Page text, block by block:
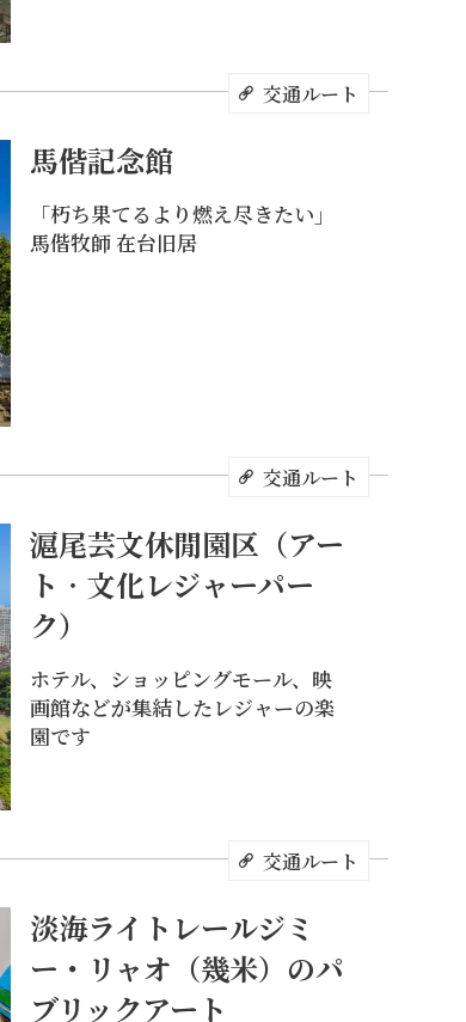
の繁栄を紹介するのに最適なスポット
ニチュア博物館」が得忌力士洋行に登
、淡水崎仔頂施家古跡、公司田渓程氏
邸、滬尾小学校講堂など、淡水の12の
ヒーを飲みながら、青々とした美
す。また、建物の反対側ではアイ
デア商品とコーヒー豆が販売され
ており、ここでしか手に入らない
「牧師楼コーヒー豆」をお土産に
購入したり、カウンターのそばの
交通ルート
馬偕記念館
「朽ち果てるより燃え尽きたい」
馬偕牧師 在台旧居
交通ルート
滬尾芸文休閒園区（アー
ト‧文化レジャーパー
ク）
ホテル、ショッピングモール、映
画館などが集結したレジャーの楽
園です
交通ルート
淡海ライトレールジミ
ー・リャオ（幾米）のパ
ブリックアート